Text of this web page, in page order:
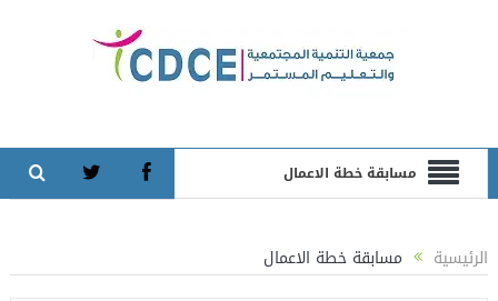
مسابقة خطة الاعمال
الرئيسية مسابقة خطة الاعمال